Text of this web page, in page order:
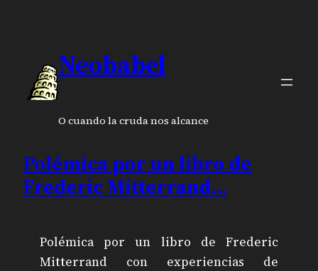
Neobabel
O cuando la cruda nos alcance
Polémica por un libro de
Frederic Mitterrand…
Polémica por un libro de Frederic
Mitterrand con experiencias de